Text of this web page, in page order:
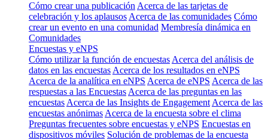
Cómo crear una publicación Acerca de las tarjetas de
celebración y los aplausos Acerca de las comunidades Cómo
crear un evento en una comunidad Membresía dinámica en
Comunidades
Encuestas y eNPS
Cómo utilizar la función de encuestas Acerca del análisis de
datos en las encuestas Acerca de los resultados en eNPS
Acerca de la analítica en eNPS Acerca de eNPS Acerca de las
respuestas a las Encuestas Acerca de las preguntas en las
encuestas Acerca de las Insights de Engagement Acerca de las
encuestas anónimas Acerca de la encuesta sobre el clima
Preguntas frecuentes sobre encuestas y eNPS Encuestas en
dispositivos móviles Solución de problemas de la encuesta